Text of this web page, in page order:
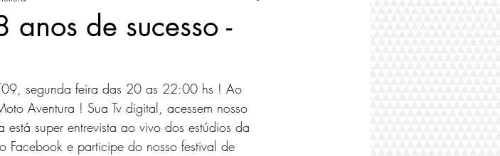
anos de sucesso -
segunda feira das 20 as 22:00 hs ! Ao
Aventura ! Sua Tv digital, acessem nosso
super entrevista ao vivo dos estúdios da
Facebook e participe do nosso festival de